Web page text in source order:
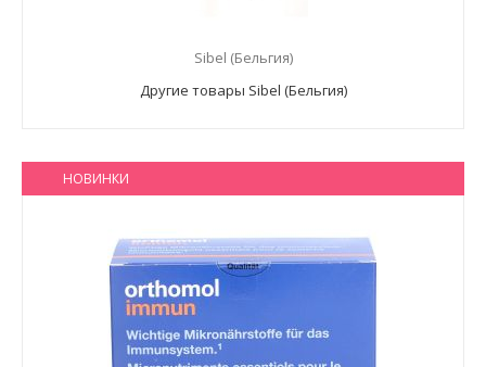
Sibel (Бельгия)
Другие товары Sibel (Бельгия)
НОВИНКИ